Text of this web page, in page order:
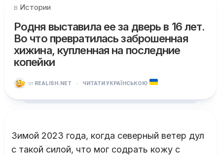
в Истории
Родня выставила ее за дверь в 16 лет.
Во что превратилась заброшенная
хижина, купленная на последние
копейки
от REALISH.NET · ЧИТАТИ УКРАЇНСЬКОЮ
Зимой 2023 года, когда северный ветер дул
с такой силой, что мог содрать кожу с